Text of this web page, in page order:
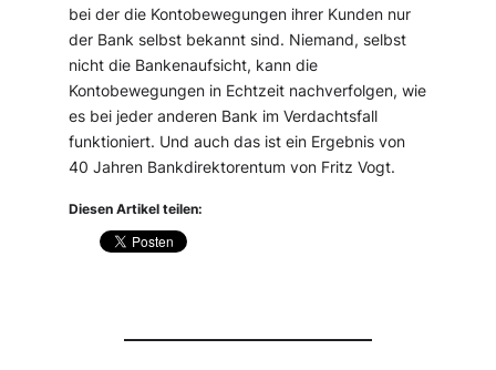
bei der die Kontobewegungen ihrer Kunden nur
der Bank selbst bekannt sind. Niemand, selbst
nicht die Bankenaufsicht, kann die
Kontobewegungen in Echtzeit nachverfolgen, wie
es bei jeder anderen Bank im Verdachtsfall
funktioniert. Und auch das ist ein Ergebnis von
40 Jahren Bankdirektorentum von Fritz Vogt.
Diesen Artikel teilen: